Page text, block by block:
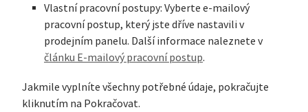
Vlastní pracovní postupy: Vyberte e-mailový
pracovní postup, který jste dříve nastavili v
prodejním panelu. Další informace naleznete v
článku E-mailový pracovní postup.
Jakmile vyplníte všechny potřebné údaje, pokračujte
kliknutím na Pokračovat.